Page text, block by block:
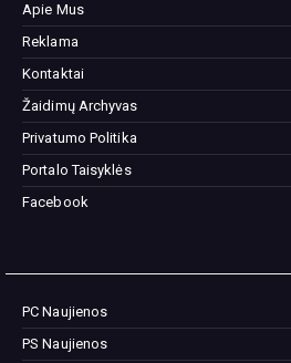
Apie Mus
Reklama
Kontaktai
Žaidimų Archyvas
Privatumo Politika
Portalo Taisyklės
Facebook
PC Naujienos
PS Naujienos